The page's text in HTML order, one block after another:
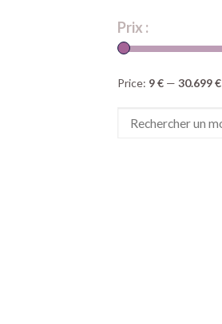
Prix :
Price: 9 € — 30.699 €